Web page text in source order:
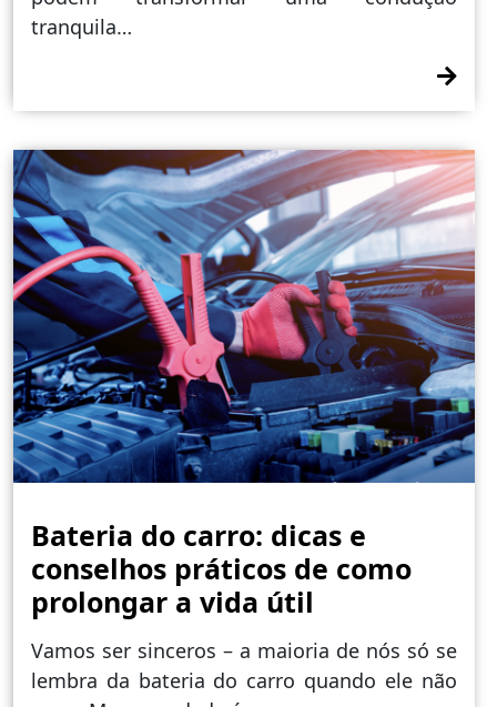
tranquila…
Bateria do carro: dicas e
conselhos práticos de como
prolongar a vida útil
Vamos ser sinceros – a maioria de nós só se
lembra da bateria do carro quando ele não